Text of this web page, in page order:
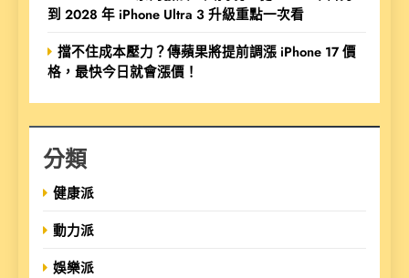
到 2028 年 iPhone Ultra 3 升級重點一次看
擋不住成本壓力？傳蘋果將提前調漲 iPhone 17 價
格，最快今日就會漲價！
分類
健康派
動力派
娛樂派